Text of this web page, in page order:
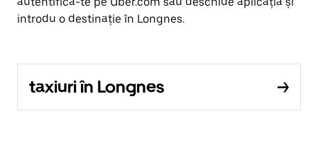
introdu o destinație în Longnes.
taxiuri în Longnes